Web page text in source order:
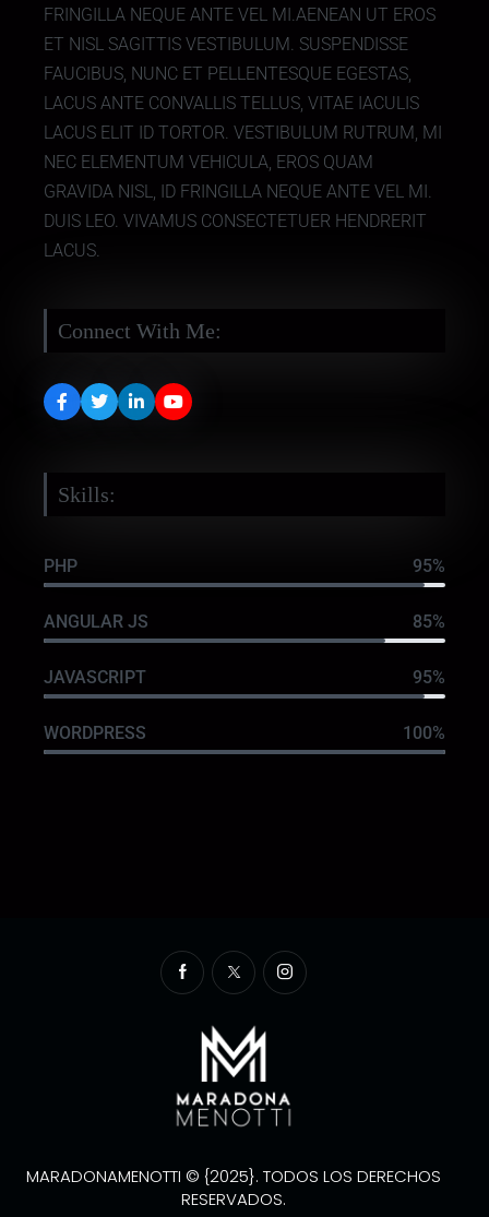
FRINGILLA NEQUE ANTE VEL MI.AENEAN UT EROS
ET NISL SAGITTIS VESTIBULUM. SUSPENDISSE
FAUCIBUS, NUNC ET PELLENTESQUE EGESTAS,
LACUS ANTE CONVALLIS TELLUS, VITAE IACULIS
LACUS ELIT ID TORTOR. VESTIBULUM RUTRUM, MI
NEC ELEMENTUM VEHICULA, EROS QUAM
GRAVIDA NISL, ID FRINGILLA NEQUE ANTE VEL MI.
DUIS LEO. VIVAMUS CONSECTETUER HENDRERIT
LACUS.
Connect With Me:
Skills:
PHP 95%
ANGULAR JS 85%
JAVASCRIPT 95%
WORDPRESS 100%
MARADONAMENOTTI © {2025}. TODOS LOS DERECHOS
RESERVADOS.